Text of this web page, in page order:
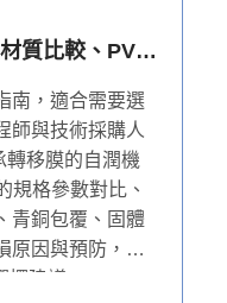
質比較、PV
南，適合需要選
師與技術採購人
轉移膜的自潤機
規格參數對比、
青銅包覆、固體
原因與預防，以
建議。